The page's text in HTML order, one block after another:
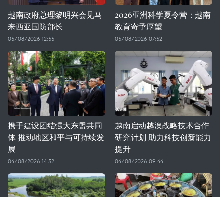
越南政府总理黎明兴会见马
来西亚国防部长
05/08/2026 12:55
2026亚洲科学夏令营：越南
教育寄予厚望
05/08/2026 07:52
携手建设团结强大东盟共同
体 推动地区和平与可持续发
展
04/08/2026 14:52
越南启动越澳战略技术合作
研究计划 助力科技创新能力
提升
04/08/2026 09:44